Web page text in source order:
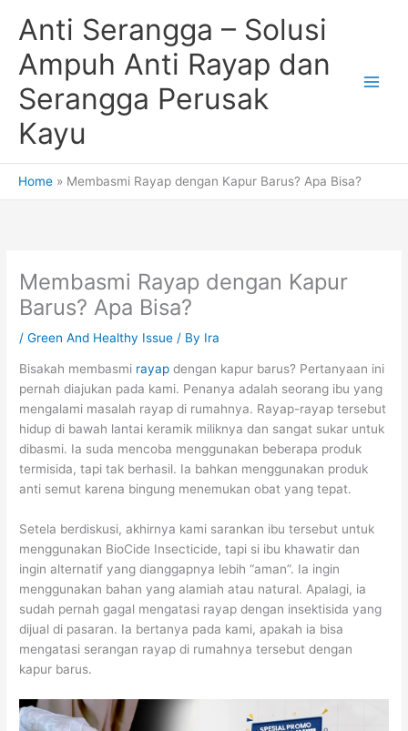
Anti Serangga – Solusi
Ampuh Anti Rayap dan
Serangga Perusak
Kayu
Home Membasmi Rayap dengan Kapur Barus? Apa Bisa?
Membasmi Rayap dengan Kapur
Barus? Apa Bisa?
/Green And Healthy Issue / By Ira
Bisakah membasmi rayap dengan kapur barus? Pertanyaan ini
pernah diajukan pada kami. Penanya adalah seorang ibu yang
mengalami masalah rayap di rumahnya. Rayap-rayap tersebut
hidup di bawah lantai keramik miliknya dan sangat sukar untuk
dibasmi. Ia suda mencoba menggunakan beberapa produk
termisida, tapi tak berhasil. Ia bahkan menggunakan produk
anti semut karena bingung menemukan obat yang tepat.
Setela berdiskusi, akhirnya kami sarankan ibu tersebut untuk
menggunakan BioCide Insecticide, tapi si ibu khawatir dan
ingin alternatif yang dianggapnya lebih “aman”. Ia ingin
menggunakan bahan yang alamiah atau natural. Apalagi, ia
sudah pernah gagal mengatasi rayap dengan insektisida yang
dijual di pasaran. Ia bertanya pada kami, apakah ia bisa
mengatasi serangan rayap di rumahnya tersebut dengan
kapur barus.